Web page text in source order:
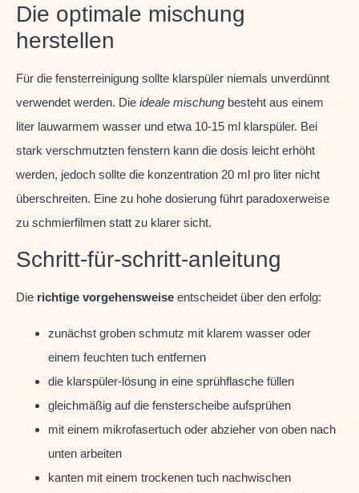
Die optimale mischung
herstellen
Für die fensterreinigung sollte klarspüler niemals unverdünnt
verwendet werden. Die ideale mischung besteht aus einem
liter lauwarmem wasser und etwa 10-15 ml klarspüler. Bei
stark verschmutzten fenstern kann die dosis leicht erhöht
werden, jedoch sollte die konzentration 20 ml pro liter nicht
überschreiten. Eine zu hohe dosierung führt paradoxerweise
zu schmierfilmen statt zu klarer sicht.
Schritt-für-schritt-anleitung
Die richtige vorgehensweise entscheidet über den erfolg:
zunächst groben schmutz mit klarem wasser oder
einem feuchten tuch entfernen
die klarspüler-lösung in eine sprühflasche füllen
gleichmäßig auf die fensterscheibe aufsprühen
mit einem mikrofasertuch oder abzieher von oben nach
unten arbeiten
kanten mit einem trockenen tuch nachwischen